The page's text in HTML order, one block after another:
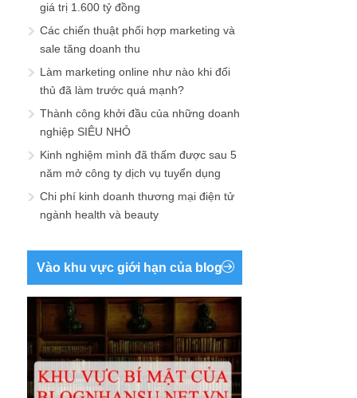
giá trị 1.600 tỷ đồng
Các chiến thuật phối hợp marketing và
sale tăng doanh thu
Làm marketing online như nào khi đối
thủ đã làm trước quá mạnh?
Thành công khởi đầu của những doanh
nghiệp SIÊU NHỎ
Kinh nghiệm mình đã thấm được sau 5
năm mở công ty dịch vụ tuyển dụng
Chi phí kinh doanh thương mại điện tử
ngành health và beauty
Vào khu vực giới hạn của blog